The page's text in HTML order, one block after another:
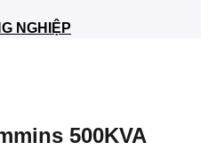
NGHIỆP
500KVA